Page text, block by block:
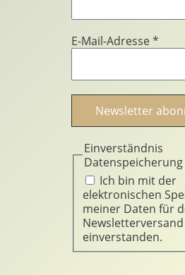
E-Mail-Adresse*
Einverständnis
Datenspeicherung
Ich bin mit der
elektronischen
meiner Daten für
Newsletterversand
einverstanden.